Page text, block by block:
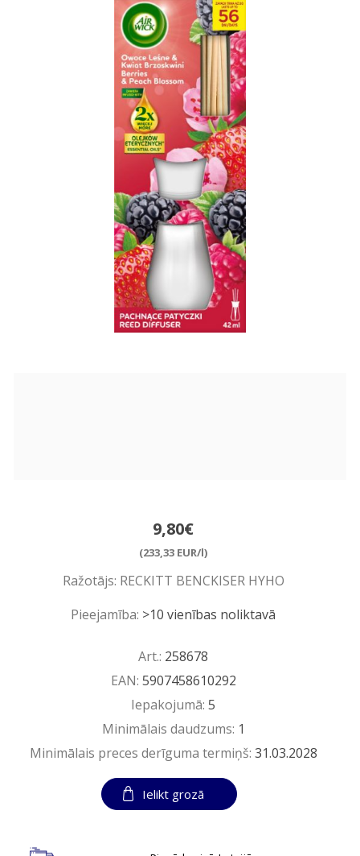
9,80€
(233,33 EUR/l)
Ražotājs: RECKITT BENCKISER HYHO
Pieejamība: >10 vienības noliktavā
Art.: 258678
EAN: 5907458610292
Iepakojumā:5
Minimālais daudzums: 1
Minimālais preces derīguma termiņš: 31.03.2028
Ielikt grozā